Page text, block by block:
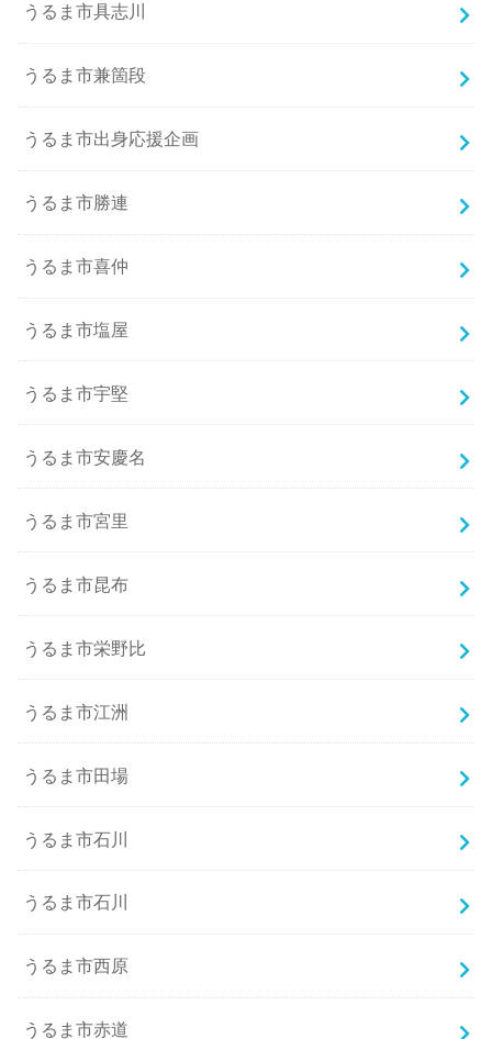
うるま市具志川
うるま市兼箇段
うるま市出身応援企画
うるま市勝連
うるま市喜仲
うるま市塩屋
うるま市宇堅
うるま市安慶名
うるま市宮里
うるま市昆布
うるま市栄野比
うるま市江洲
うるま市田場
うるま市石川
うるま市石川
うるま市西原
うるま市赤道